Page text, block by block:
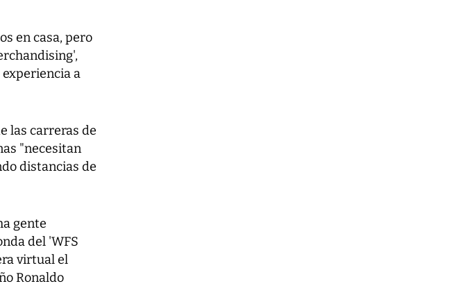
en casa, pero
a
las carreras de
"necesitan
distancias de
gente
del 'WFS
virtual el
Ronaldo